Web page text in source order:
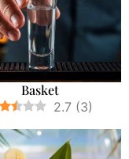
Basket
2.7 (3)